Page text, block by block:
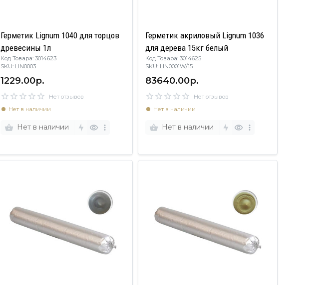
Герметик Lignum 1040 для торцов
древесины 1л
Код Товара: 3014623
SKU: LIN0003
1229.00р.
Нет отзывов
Нет в наличии
Нет в наличии
Герметик акриловый Lignum 1036
для дерева 15кг белый
Код Товара: 3014625
SKU: LIN0001W/15
83640.00р.
Нет отзывов
Нет в наличии
Нет в наличии